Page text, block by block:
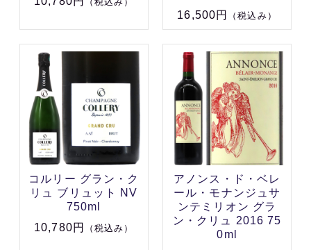
（税込み）
16,500円
（税込み）
コルリー グラン・ク
リュ ブリュット NV
750ml
10,780円
（税込み）
アノンス・ド・ベレ
ール・モナンジュサ
ンテミリオン グラ
ン・クリュ 2016 75
0ml